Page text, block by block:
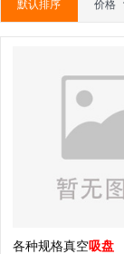
默认排序 价格
各种规格真空吸盘